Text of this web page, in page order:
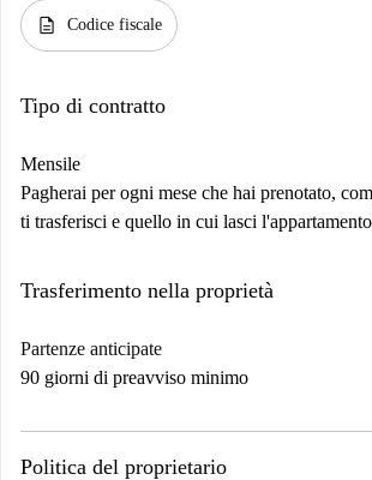
description Codice fiscale
Tipo di contratto
Mensile
Pagherai per ogni mese che hai prenotato,
ti trasferisci e quello in cui lasci
Trasferimento nella proprietà
Partenze anticipate
90 giorni di preavviso minimo
Politica del proprietario